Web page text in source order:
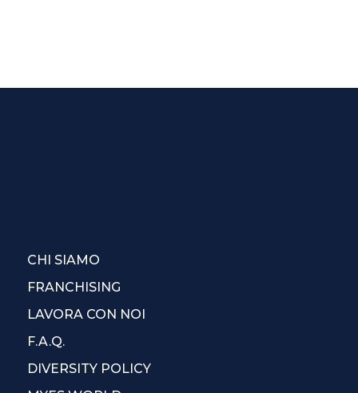
CHI SIAMO
FRANCHISING
LAVORA CON NOI
F.A.Q.
DIVERSITY POLICY